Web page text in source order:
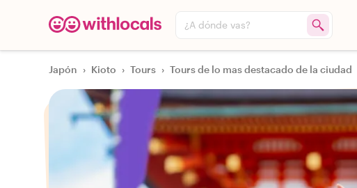
¿A dónde vas?
Japón › Kioto › Tours › Tours de lo mas destacado de la ciudad